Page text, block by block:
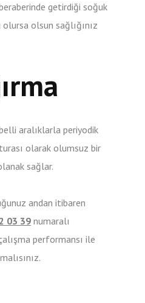
getirdiği soğuk
olsun sağlığınız
aralıklarla periyodik
olarak olumsuz bir
sağlar.
andan itibaren
03 39 numaralı
performansı ile